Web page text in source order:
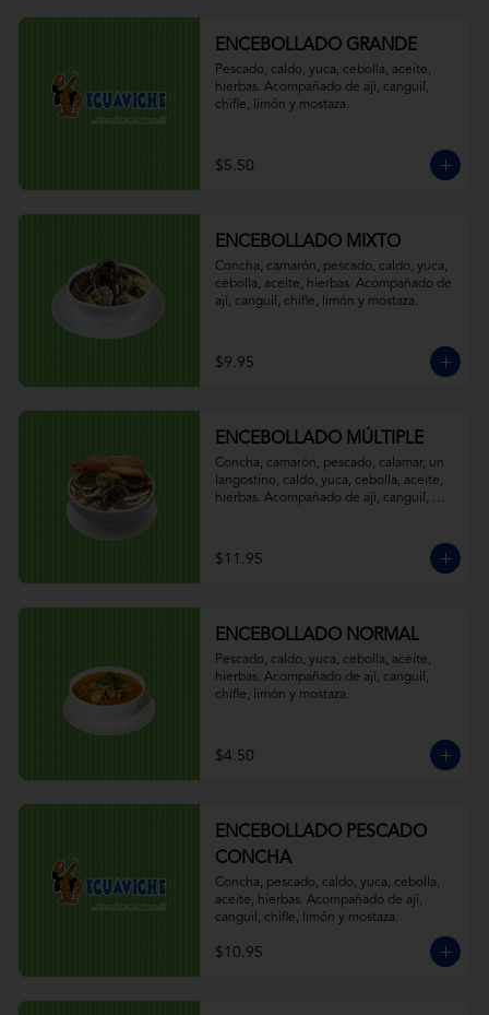
ENCEBOLLADO GRANDE
Pescado, caldo, yuca, cebolla, aceite,
hierbas. Acompañado de ají, canguil,
chifle, limón y mostaza.
$5.50
ENCEBOLLADO MIXTO
Concha, camarón, pescado, caldo, yuca,
cebolla, aceite, hierbas. Acompañado de
ají, canguil, chifle, limón y mostaza.
$9.95
ENCEBOLLADO MÚLTIPLE
Concha, camarón, pescado, calamar, un
langostino, caldo, yuca, cebolla, aceite,
hierbas. Acompañado de ají, canguil,
$11.95
ENCEBOLLADO NORMAL
Pescado, caldo, yuca, cebolla, aceite,
hierbas. Acompañado de ají, canguil,
chifle, limón y mostaza.
$4.50
ENCEBOLLADO PESCADO
CONCHA
Concha, pescado, caldo, yuca, cebolla,
aceite, hierbas. Acompañado de ají,
canguil, chifle, limón y mostaza.
$10.95